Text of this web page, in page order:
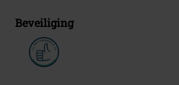
Beveiliging